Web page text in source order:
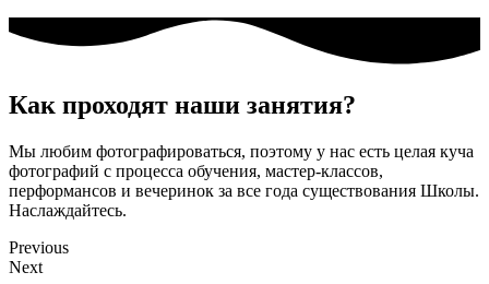
Как проходят наши занятия?
Мы любим фотографироваться, поэтому у нас есть целая куча
фотографий с процесса обучения, мастер-классов,
перформансов и вечеринок за все года существования Школы.
Наслаждайтесь.
Previous
Next